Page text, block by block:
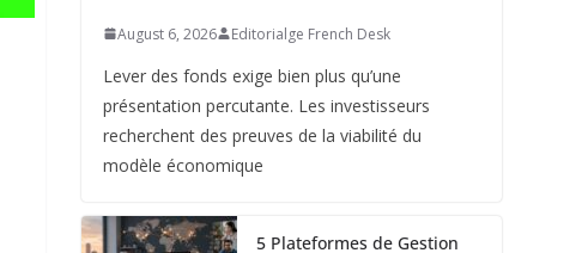
August 6, 2026 Editorialge French Desk
Lever des fonds exige bien plus qu’une
présentation percutante. Les investisseurs
recherchent des preuves de la viabilité du
modèle économique
5 Plateformes de Gestion